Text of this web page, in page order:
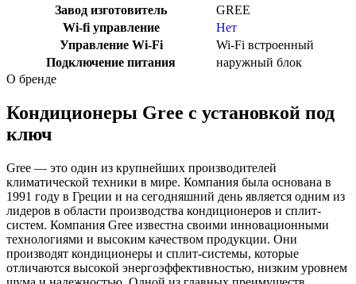
Завод изготовитель
GREE
Wi-fi управление
Нет
Управление Wi-Fi
Wi-Fi встроенный
Подключение питания
наружный блок
О бренде
Кондиционеры Gree с установкой под
ключ
Gree — это один из крупнейших производителей
климатической техники в мире. Компания была основана в
1991 году в Греции и на сегодняшний день является одним из
лидеров в области производства кондиционеров и сплит-
систем. Компания Gree известна своими инновационными
технологиями и высоким качеством продукции. Они
производят кондиционеры и сплит-системы, которые
отличаются высокой энергоэффективностью, низким уровнем